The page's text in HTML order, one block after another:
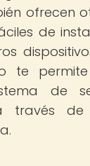
ofrecen
de
te
de
través de